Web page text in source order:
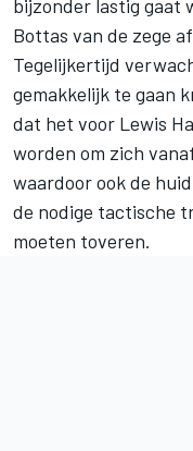
bijzonder lastig gaat
Bottas van de zege
Tegelijkertijd
gemakkelijk te gaan
dat het voor Lewis
worden om zich
waardoor ook de
de nodige tactische
moeten toveren.